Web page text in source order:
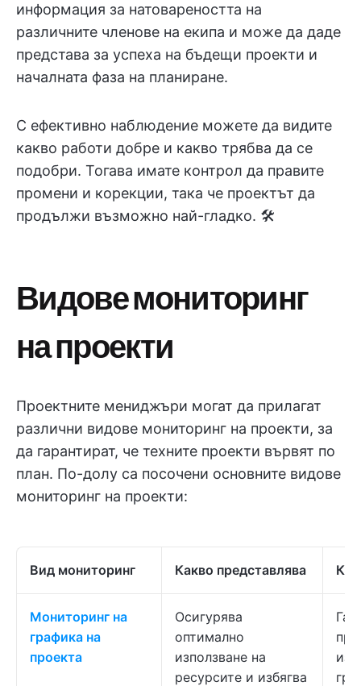
информация за натовареността на
различните членове на екипа и може да даде
представа за успеха на бъдещи проекти и
началната фаза на планиране.
С ефективно наблюдение можете да видите
какво работи добре и какво трябва да се
подобри. Тогава имате контрол да правите
промени и корекции, така че проектът да
продължи възможно най-гладко. 🛠️
Видове мониторинг
на проекти
Проектните мениджъри могат да прилагат
различни видове мониторинг на проекти, за
да гарантират, че техните проекти вървят по
план. По-долу са посочени основните видове
мониторинг на проекти:
Вид мониторинг Какво представлява
Мониторинг на
графика на
проекта
Осигурява
оптимално
използване на
ресурсите и избягва